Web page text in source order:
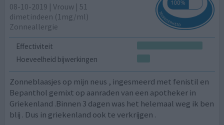
08-10-2019 | Vrouw | 51
dimetindeen (1mg/ml)
Zonneallergie
Effectiviteit
Hoeveelheid bijwerkingen
Zonneblaasjes op mijn neus , ingesmeerd met fenistil en
Bepanthol gemixt op aanraden van een apotheker in
Griekenland .Binnen 3 dagen was het helemaal weg ik ben
blij . Dus in griekenland ook te verkrijgen .